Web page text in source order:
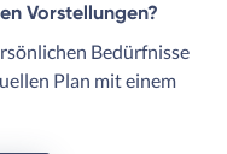
Vorstellungen?
Bedürfnisse
Plan mit einem